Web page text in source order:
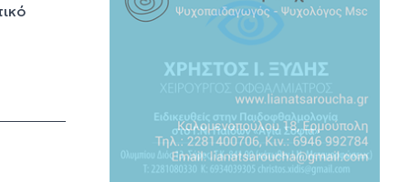
Πάνω από 90 ειδικότητες και
ΣΑΕΚ
10 ώρες 40 λεπτά πρίν
Αυξήθηκαν οι Έλληνες που
αποφάσισαν να διακόψουν το
κάπνισμα
11 ώρες 10 λεπτά πρίν